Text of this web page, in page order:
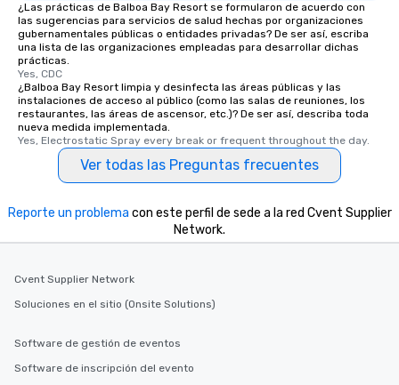
¿Las prácticas de Balboa Bay Resort se formularon de acuerdo con
las sugerencias para servicios de salud hechas por organizaciones
gubernamentales públicas o entidades privadas? De ser así, escriba
una lista de las organizaciones empleadas para desarrollar dichas
prácticas.
Yes, CDC
¿Balboa Bay Resort limpia y desinfecta las áreas públicas y las
instalaciones de acceso al público (como las salas de reuniones, los
restaurantes, las áreas de ascensor, etc.)? De ser así, describa toda
nueva medida implementada.
Yes, Electrostatic Spray every break or frequent throughout the day.
Ver todas las Preguntas frecuentes
Reporte un problema con este perfil de sede a la red Cvent Supplier
Network.
Cvent Supplier Network
Soluciones en el sitio (Onsite Solutions)
Software de gestión de eventos
Software de inscripción del evento